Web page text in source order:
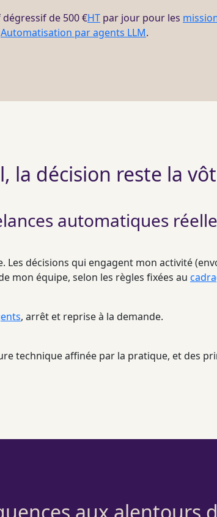
de 500 €HT par jour pour les
Automatisation par agents LLM.
la décision reste la
automatiques
décisions qui engagent mon activité
mon équipe, selon les règles fixées au
, arrêt et reprise à la demande.
technique affinée par la pratique, et des